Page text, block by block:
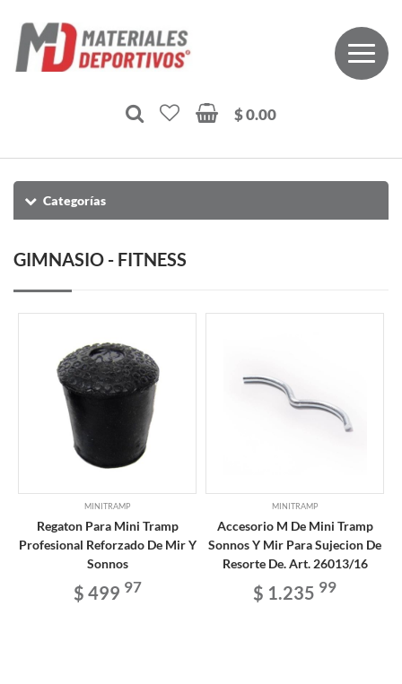
$ 0.00
Categorías
GIMNASIO - FITNESS
MINITRAMP
Regaton Para Mini Tramp
Profesional Reforzado De Mir Y
Sonnos
$ 499 97
MINITRAMP
Accesorio M De Mini Tramp
Sonnos Y Mir Para Sujecion De
Resorte De. Art. 26013/16
$ 1.235 99